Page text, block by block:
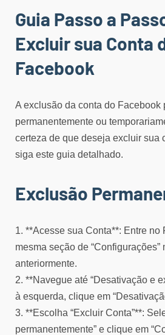
Guia Passo a
Excluir sua Conta
Facebook
A exclusão da conta do Facebook
permanentemente ou
certeza de que deseja excluir sua
siga este guia detalhado.
Exclusão
1. **Acesse sua Conta**: Entre no
mesma seção de “Configurações”
anteriormente.
2. **Navegue até “Desativação e
à esquerda, clique em
3. **Escolha “Excluir Conta”**:
permanentemente” e clique em